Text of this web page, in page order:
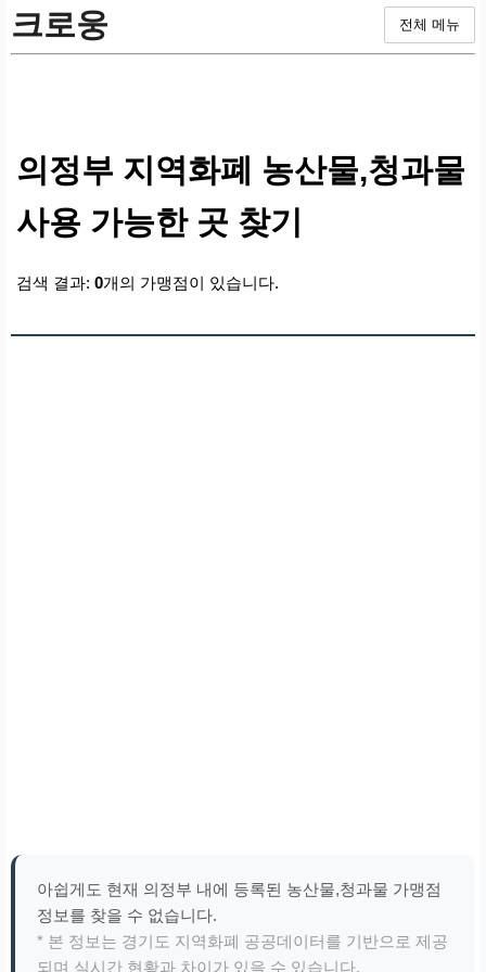
크로웅 전체 메뉴
의정부 지역화폐 농산물,청과물
사용 가능한 곳 찾기
검색 결과: 0개의 가맹점이 있습니다.
아쉽게도 현재 의정부 내에 등록된 농산물,청과물 가맹점
정보를 찾을 수 없습니다.
* 본 정보는 경기도 지역화폐 공공데이터를 기반으로 제공
되며 실시간 현황과 차이가 있을 수 있습니다.